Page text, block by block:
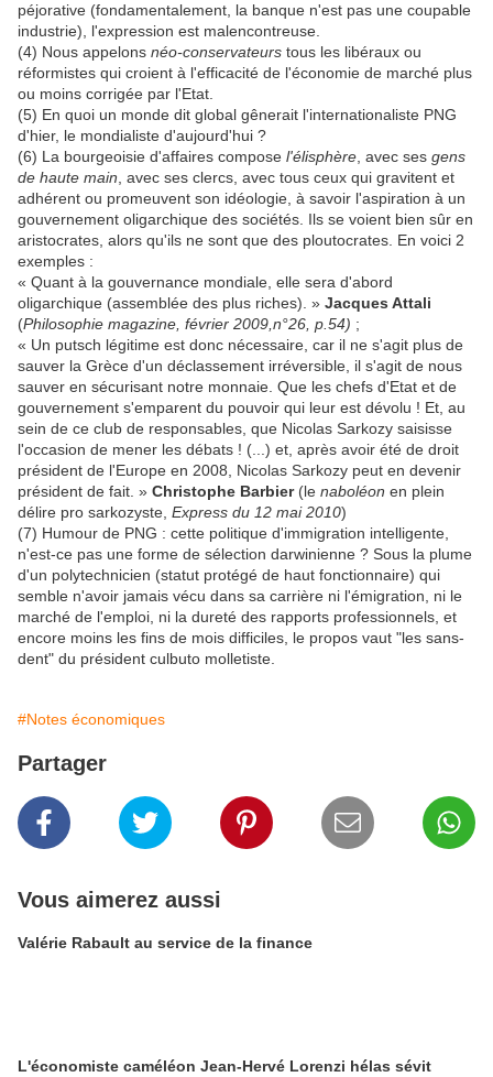
péjorative (fondamentalement, la banque n'est pas une coupable
industrie), l'expression est malencontreuse.
(4) Nous appelons néo-conservateurs tous les libéraux ou
réformistes qui croient à l'efficacité de l'économie de marché plus
ou moins corrigée par l'Etat.
(5) En quoi un monde dit global gênerait l'internationaliste PNG
d'hier, le mondialiste d'aujourd'hui ?
(6) La bourgeoisie d'affaires compose l'élisphère , avec ses gens
de haute main , avec ses clercs, avec tous ceux qui gravitent et
adhérent ou promeuvent son idéologie, à savoir l'aspiration à un
gouvernement oligarchique des sociétés. Ils se voient bien sûr en
aristocrates, alors qu'ils ne sont que des ploutocrates. En voici 2
exemples :
« Quant à la gouvernance mondiale, elle sera d'abord
oligarchique (assemblée des plus riches). » Jacques Attali
(Philosophie magazine, février 2009,n°26, p.54) ;
« Un putsch légitime est donc nécessaire, car il ne s'agit plus de
sauver la Grèce d'un déclassement irréversible, il s'agit de nous
sauver en sécurisant notre monnaie. Que les chefs d'Etat et de
gouvernement s'emparent du pouvoir qui leur est dévolu ! Et, au
sein de ce club de responsables, que Nicolas Sarkozy saisisse
l'occasion de mener les débats ! (...) et, après avoir été de droit
président de l'Europe en 2008, Nicolas Sarkozy peut en devenir
président de fait. » Christophe Barbier(le naboléon en plein
délire pro sarkozyste, Express du 12 mai 2010)
(7) Humour de PNG : cette politique d'immigration intelligente,
n'est-ce pas une forme de sélection darwinienne ? Sous la plume
d'un polytechnicien (statut protégé de haut fonctionnaire) qui
semble n'avoir jamais vécu dans sa carrière ni l'émigration, ni le
marché de l'emploi, ni la dureté des rapports professionnels, et
encore moins les fins de mois difficiles, le propos vaut "les sans-
dent" du président culbuto molletiste.
#Notes économiques
Partager
Vous aimerez aussi
Valérie Rabault au service de la finance
L'économiste caméléon Jean-Hervé Lorenzi hélas sévit